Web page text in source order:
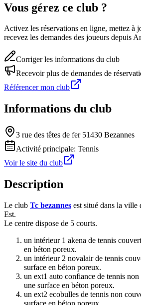
Vous gérez ce club ?
Activez les réservations en ligne, mettez à
recevez les demandes des joueurs depuis
Corriger les informations du club
Recevoir plus de demandes de
Référencer mon club
Informations du club
3 rue des têtes de fer 51430 Bezannes
Activité principale: Tennis
Voir le site du club
Description
Le club Tc bezannes est situé dans la ville
Est.
Le centre dispose de 5 courts.
un intérieur 1 akena de tennis
en béton poreux.
un intérieur 2 novalair de tennis
surface en béton poreux.
un ext1 auto confiance de tennis
une surface en béton poreux.
un ext2 ecobulles de tennis non
surface en béton poreux.